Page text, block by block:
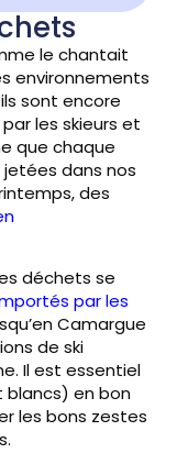
le chantait
environnements
sont encore
les skieurs et
que chaque
dans nos
des
déchets se
par les
Camargue
de ski
Il est essentiel
blancs) en bon
les bons zestes